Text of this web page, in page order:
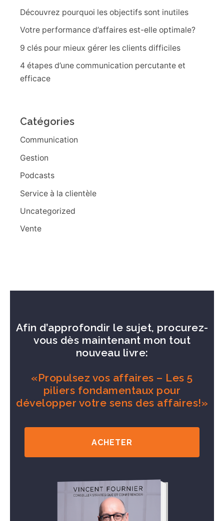
Découvrez pourquoi les objectifs sont inutiles
Votre performance d’affaires est-elle optimale?
9 clés pour mieux gérer les clients difficiles
4 étapes d’une communication percutante et
efficace
Catégories
Communication
Gestion
Podcasts
Service à la clientèle
Uncategorized
Vente
Afin d’approfondir le sujet, procurez-
vous dès maintenant mon tout
nouveau livre:
«Propulsez vos affaires – Les 5
piliers fondamentaux pour
développer votre sens des affaires!»
ACHETER